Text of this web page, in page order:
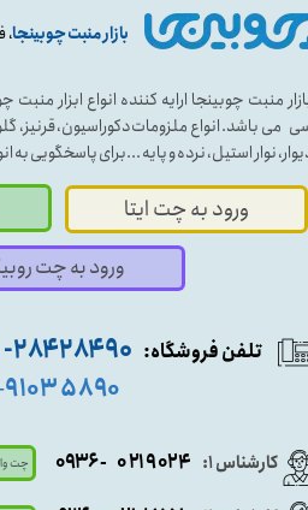
بازار منبت چوبینجا،
منبت چوبینجا ارایه کننده انواع ابزار
می باشد. انواع ملزومات دکوراسیون، قرنیز،
نوار استیل، نرده و پایه ...برای پاسخگویی به
کارشناس ۱: ۰۲۱۹۰۲۴ - ۰۹۳۶
ورود به چت ایتا
تلفن فروشگاه: ۹۰ ۲۸۴ ۲۸۴- ۰۲۱
۵۸۹۰ ۹۱۰۳
ورود به چت
چت